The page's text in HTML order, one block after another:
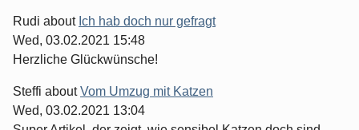
Rudi about Ich hab doch nur gefragt
Wed, 03.02.2021 15:48
Herzliche Glückwünsche!
Steffi aboutVom Umzug mit Katzen
Wed, 03.02.2021 13:04